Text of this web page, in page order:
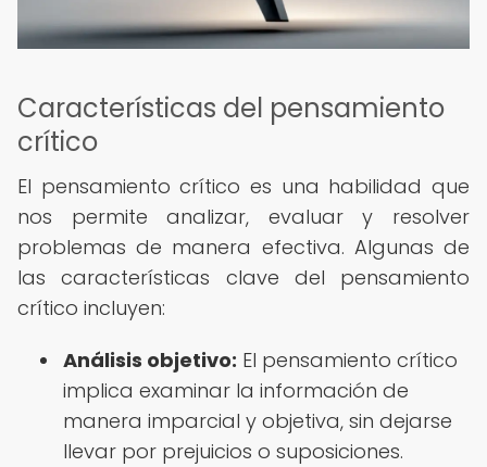
Características del pensamiento
crítico
El pensamiento crítico es una habilidad que
nos permite analizar, evaluar y resolver
problemas de manera efectiva. Algunas de
las características clave del pensamiento
crítico incluyen:
Análisis objetivo: El pensamiento crítico
implica examinar la información de
manera imparcial y objetiva, sin dejarse
llevar por prejuicios o suposiciones.